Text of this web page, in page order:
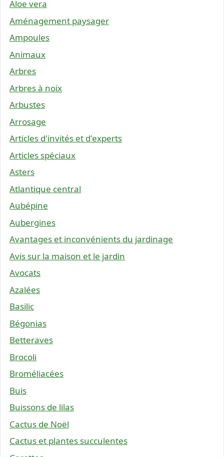
Aloe vera
Aménagement paysager
Ampoules
Animaux
Arbres
Arbres à noix
Arbustes
Arrosage
Articles d'invités et d'experts
Articles spéciaux
Asters
Atlantique central
Aubépine
Aubergines
Avantages et inconvénients du jardinage
Avis sur la maison et le jardin
Avocats
Azalées
Basilic
Bégonias
Betteraves
Brocoli
Broméliacées
Buis
Buissons de lilas
Cactus de Noël
Cactus et plantes succulentes